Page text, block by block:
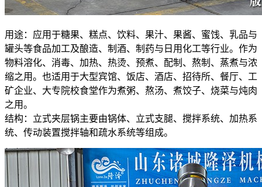
用途：应用于糖果、糕点、饮料、果汁、果酱、蜜饯、乳品与
罐头等食品加工及酿造、制酒、制药与日用化工等行业。作为
物料溶化、消毒、加热、热烫、预煮、配制、熬制、蒸煮与浓
缩之用。也适用于大型宾馆、饭店、酒店、招待所、餐厅、工
矿企业、大专院校食堂作为煮粥、熬汤、煮饺子、烧菜与炖肉
之用。
结构：立式夹层锅主要由锅体、立式支腿、搅拌系统、加热系
统、传动装置搅拌轴和疏水系统等组成。